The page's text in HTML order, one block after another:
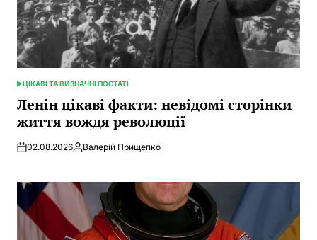
POSTED
IN
ЦІКАВІ ТА ВИЗНАЧНІ ПОСТАТІ
Ленін цікаві факти: невідомі сторінки
життя вождя революції
02.08.2026Posted
Валерій Прищепко